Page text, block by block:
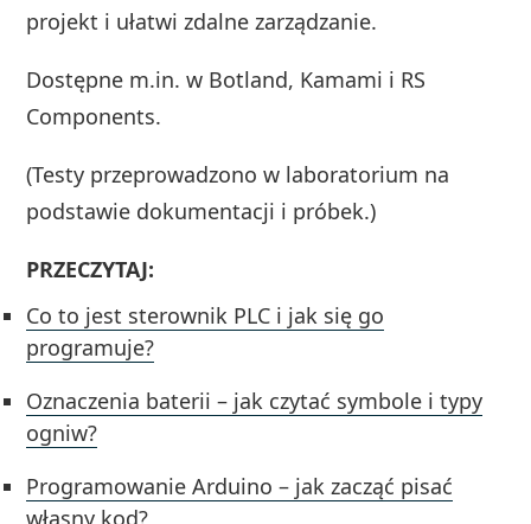
projekt i ułatwi zdalne zarządzanie.
Dostępne m.in. w Botland, Kamami i RS
Components.
(Testy przeprowadzono w laboratorium na
podstawie dokumentacji i próbek.)
PRZECZYTAJ:
Co to jest sterownik PLC i jak się go
programuje?
Oznaczenia baterii – jak czytać symbole i typy
ogniw?
Programowanie Arduino – jak zacząć pisać
własny kod?